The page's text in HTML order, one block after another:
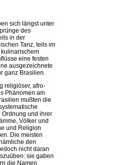
sich längst unter
des
in der
Tanz, teils im
kulinarischem
eine festen
ausgezeichnete
ganz Brasilien.
religiöser, afro-
Phänomen am
mußten die
und ihrer
Völker und
und Religion
Die meisten
den
nicht daran
sie gaben
die Namen